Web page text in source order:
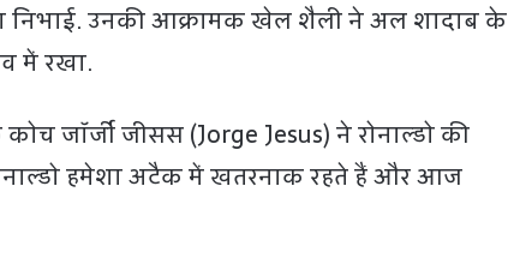
निभाई. उनकी आक्रामक खेल शैली ने अल शादाब के
में रखा.
जॉर्जी जीसस (Jorge Jesus) ने रोनाल्डो की
हमेशा अटैक में खतरनाक रहते हैं और आज